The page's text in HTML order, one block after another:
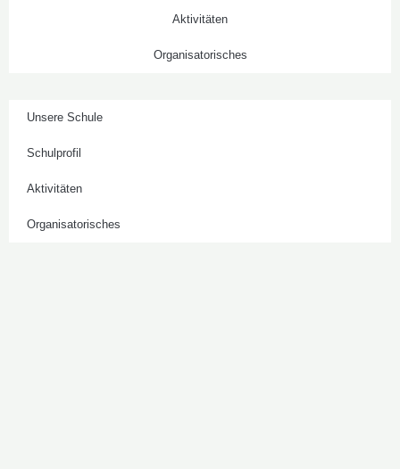
Aktivitäten
Organisatorisches
Unsere Schule
Schulprofil
Aktivitäten
Organisatorisches